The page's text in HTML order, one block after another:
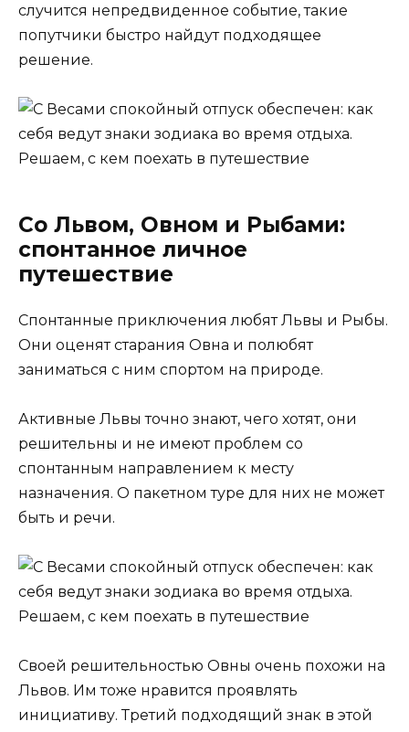
случится непредвиденное событие, такие
попутчики быстро найдут подходящее
решение.
Со Львом, Овном и Рыбами:
спонтанное личное
путешествие
Спонтанные приключения любят Львы и Рыбы.
Они оценят старания Овна и полюбят
заниматься с ним спортом на природе.
Активные Львы точно знают, чего хотят, они
решительны и не имеют проблем со
спонтанным направлением к месту
назначения. О пакетном туре для них не может
быть и речи.
Своей решительностью Овны очень похожи на
Львов. Им тоже нравится проявлять
инициативу. Третий подходящий знак в этой